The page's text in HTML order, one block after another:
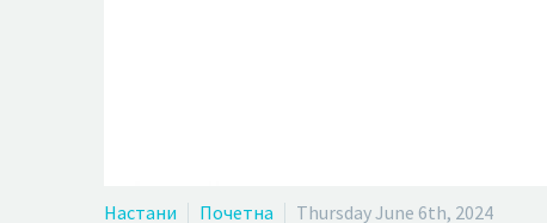
Настани Почетна Thursday June 6th, 2024